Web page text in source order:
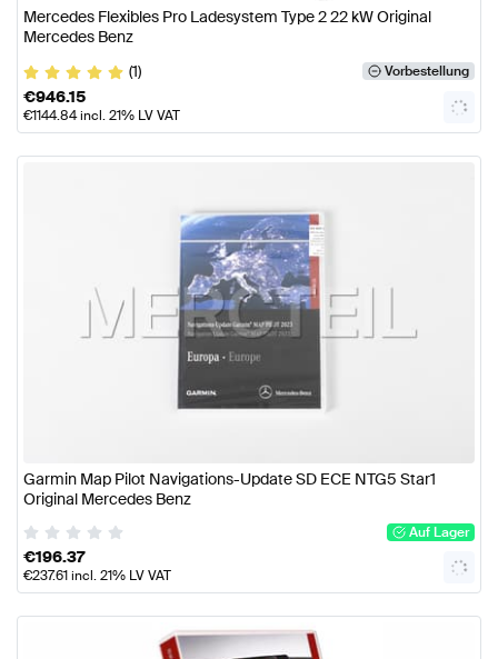
Mercedes Flexibles Pro Ladesystem Type 2 22 kW Original
Mercedes Benz
(1)
Vorbestellung
€946.15
€1144.84incl. 21% LV VAT
Garmin Map Pilot Navigations-Update SD ECE NTG5 Star1
Original Mercedes Benz
Auf Lager
€196.37
€237.61incl. 21% LV VAT